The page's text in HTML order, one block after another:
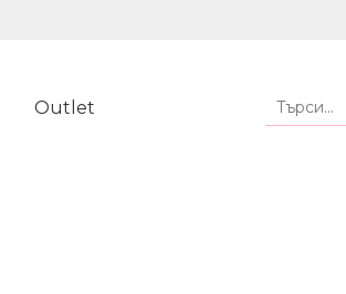
Outlet